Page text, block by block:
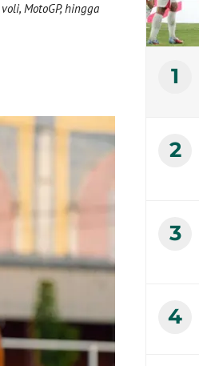
MotoGP, hingga
1
2
3
4